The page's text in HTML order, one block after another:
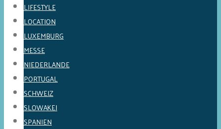
LIFESTYLE
LOCATION
LUXEMBURG
MESSE
NIEDERLANDE
PORTUGAL
SCHWEIZ
SLOWAKEI
SPANIEN